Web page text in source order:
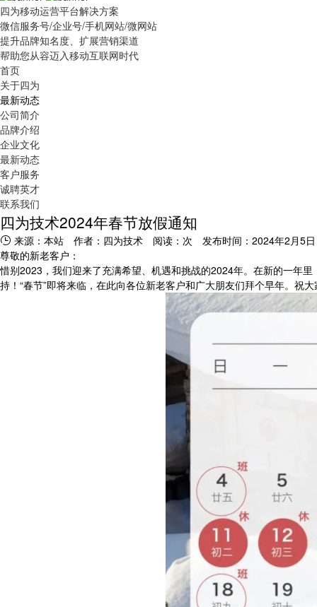
四为移动运营平台解决方案
微信服务号/企业号/手机网站/微网站
提升品牌知名度、扩展营销渠道
帮助您从容迈入移动互联网时代
首页
关于四为
最新动态
公司简介
品牌介绍
企业文化
最新动态
客户服务
诚聘英才
联系我们
四为技术2024年春节放假通知
来源：本站 作者：四为技术 阅读： 次 发布时间：2024年2月5日
尊敬的新老客户：
惜别2023，我们迎来了充满希望、机遇和挑战的2024年。在新的一年
持！“春节”即将来临，在此向各位新老客户和广大朋友们拜个早年。祝